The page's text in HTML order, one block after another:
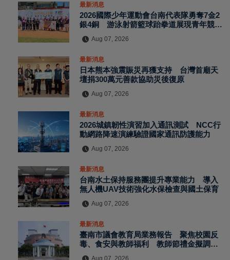
最新消息
2026國際少年運動會台南代表隊勇奪7金2
銀4銅 游泳射箭籃球跆拳道展現青年競技
Aug 07, 2026
最新消息
日本熊本強震賑災再獲支持 台灣首廟天
壇捐300萬元善款協助災後復原
Aug 07, 2026
最新消息
2026城鎮韌性演習加入通訊測試 NCC行
動網路降速演練驗證國家通訊防護能力
Aug 07, 2026
最新消息
台南水土保持服務團提升專業能力 導入
無人機UAV技術強化水保檢查與國土保育
Aug 07, 2026
最新消息
臺南市議會教育局業務報告 聚焦校園反
毒、食安與教師福利 教師節禮金擬調升
Aug 07, 2026